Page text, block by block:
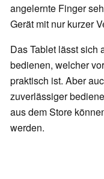
angelernte Finger
Gerät mit nur kurzer
Das Tablet lässt sich
bedienen, welcher
praktisch ist. Aber
zuverlässiger
aus dem Store
werden.